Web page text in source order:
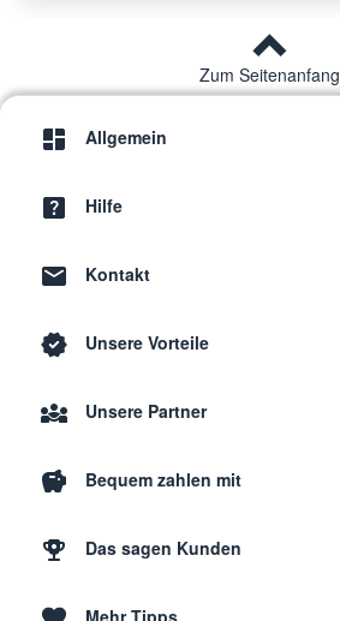
Zum Seitenanfang
Allgemein
Hilfe
Kontakt
Unsere Vorteile
Unsere Partner
Bequem zahlen mit
Das sagen Kunden